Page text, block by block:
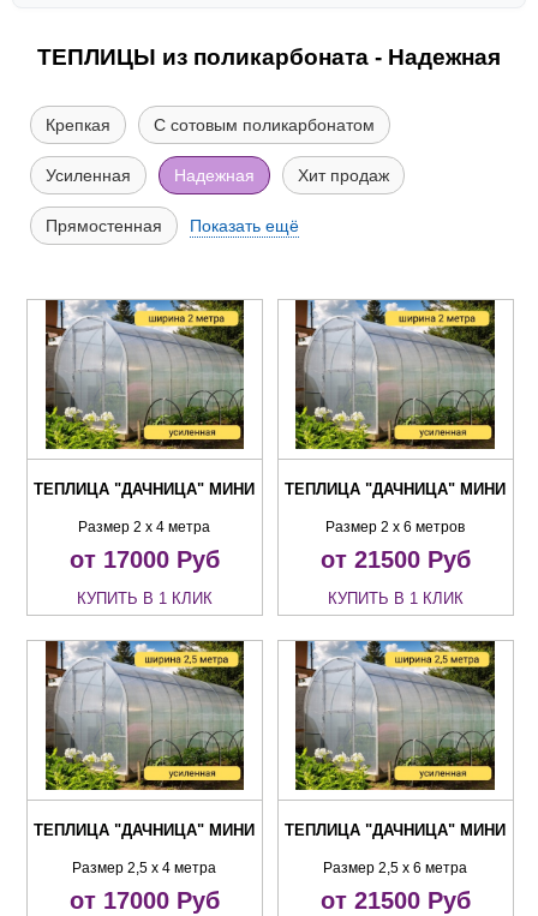
ТЕПЛИЦЫ из поликарбоната - Надежная
Крепкая С сотовым поликарбонатом
Усиленная Надежная Хит продаж
Прямостенная Показать ещё
ТЕПЛИЦА "ДАЧНИЦА" МИНИ
Размер 2 х 4 метра
от 17000Руб
КУПИТЬ В 1 КЛИК
ТЕПЛИЦА "ДАЧНИЦА" МИНИ
Размер 2 х 6 метров
от 21500Руб
КУПИТЬ В 1 КЛИК
ТЕПЛИЦА "ДАЧНИЦА" МИНИ
Размер 2,5 х 4 метра
от 17000Руб
ТЕПЛИЦА "ДАЧНИЦА" МИНИ
Размер 2,5 х 6 метра
от 21500Руб